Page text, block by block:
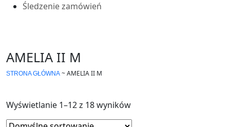
Śledzenie zamówień
AMELIA II M
STRONA GŁÓWNA ~AMELIA II M
Wyświetlanie 1–12 z 18 wyników